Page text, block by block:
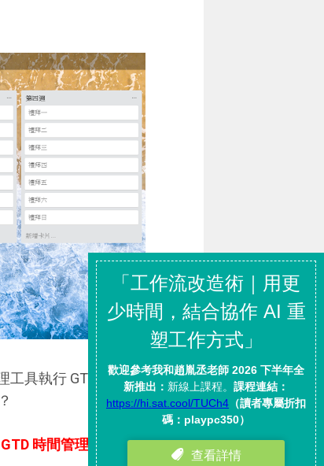
工具執行 GTD 方法，操作
GTD 時間管理方法
，包含